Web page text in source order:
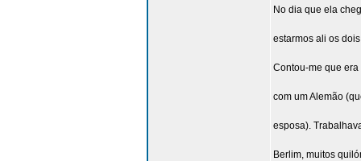
No dia que ela
estarmos ali os
Contou-me que
com um Alemão
esposa).
Berlim, muitos